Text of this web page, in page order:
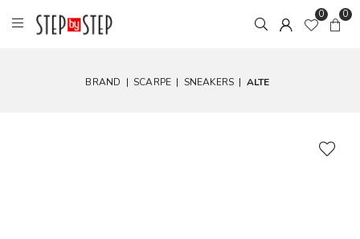
0 0
BRAND | SCARPE | SNEAKERS | ALTE